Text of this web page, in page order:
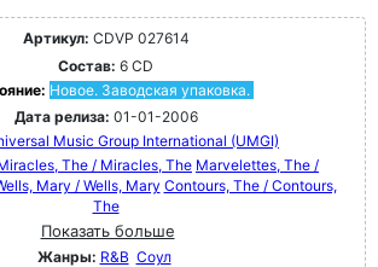
Артикул: CDVP 027614
Состав: 6 CD
Новое. Заводская упаковка.
Дата релиза: 01-01-2006
Music Group International (UMGI)
The / Miracles, The Marvelettes, The /
Mary / Wells, Mary Contours, The / Contours,
The
Показать больше
Жанры: R&B Соул